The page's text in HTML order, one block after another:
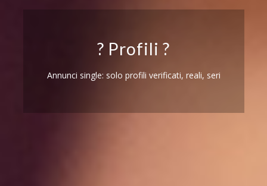
? Profili ?
Annunci single: solo profili verificati, reali, seri